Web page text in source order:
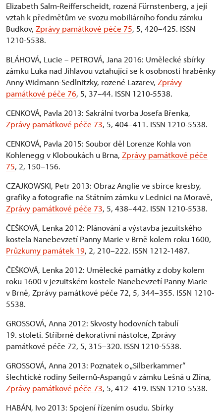
Elizabeth Salm-Reifferscheidt, rozená Fürnstenberg, a její
vztah k předmětům ve svozu mobiliárního fondu zámku
Budkov, Zprávy památkové péče 75, 5, 420–425. ISSN
1210-5538.
BLÁHOVÁ, Lucie – PETROVÁ, Jana 2016: Umělecké sbírky
zámku Luka nad Jihlavou vztahující se k osobnosti hraběnky
Anny Widmann-Sedlnitzky, rozené Lazarev, Zprávy
památkové péče 76, 5, 37–44. ISSN 1210-5538.
CENKOVÁ, Pavla 2013: Sakrální tvorba Josefa Břenka,
Zprávy památkové péče 73, 5, 404–411. ISSN 1210-5538.
CENKOVÁ, Pavla 2015: Soubor děl Lorenze Kohla von
Kohlenegg v Kloboukách u Brna, Zprávy památkové péče
75, 2, 150–156.
CZAJKOWSKI, Petr 2013: Obraz Anglie ve sbírce kresby,
grafiky a fotografie na Státním zámku v Lednici na Moravě,
Zprávy památkové péče 73, 5, 438–442. ISSN 1210-5538.
ČEŠKOVÁ, Lenka 2012: Plánování a výstavba jezuitského
kostela Nanebevzetí Panny Marie v Brně kolem roku 1600,
Průzkumy památek 19, 2, 210–222. ISSN 1212-1487.
ČEŠKOVÁ, Lenka 2012: Umělecké památky z doby kolem
roku 1600 v jezuitském kostele Nanebevzetí Panny Marie
v Brně, Zprávy památkové péče 72, 5, 344–355. ISSN 1210-
5538.
GROSSOVÁ, Anna 2012: Skvosty hodovních tabulí
19. století. Stříbrné dekorativní nástolce, Zprávy
památkové péče 72, 5, 315–320. ISSN 1210-5538.
GROSSOVÁ, Anna 2013: Poznatek o „Silberkammer“
šlechtické rodiny Seilernů-Aspangů v zámku Lešná u Zlína,
Zprávy památkové péče 73, 5, 412–419. ISSN 1210-5538.
HABÁN, Ivo 2013: Spojení řízením osudu. Sbírky